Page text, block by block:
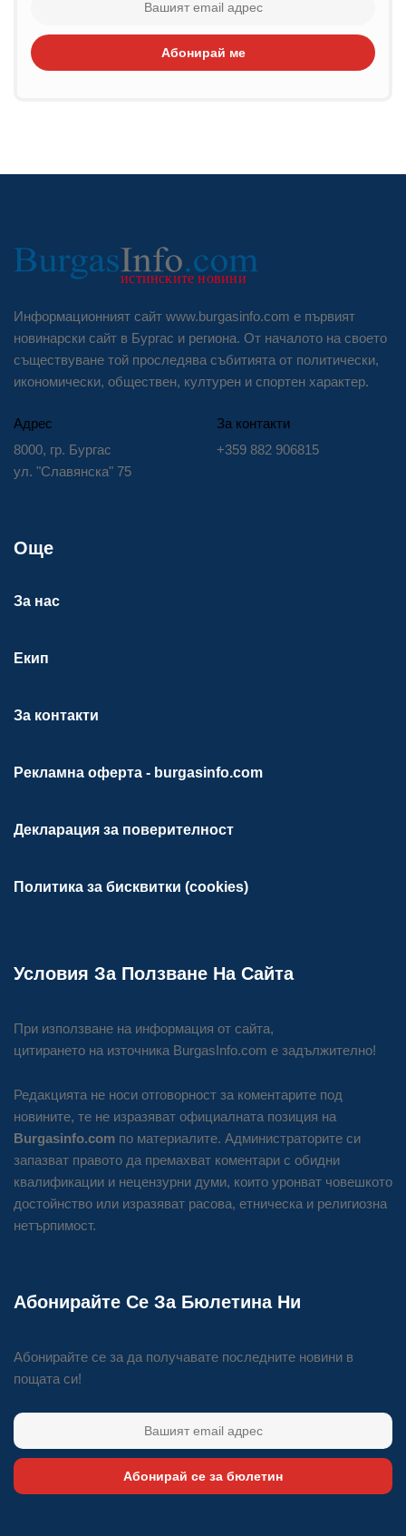
Абонирай ме
Информационният сайт www.burgasinfo.com е първият
новинарски сайт в Бургас и региона. От началото на своето
съществуване той проследява събитията от политически,
икономически, обществен, културен и спортен характер.
Адрес
8000, гр. Бургас
ул. "Славянска" 75
За контакти
+359 882 906815
Още
За нас
Екип
За контакти
Рекламна оферта - burgasinfo.com
Декларация за поверителност
Политика за бисквитки (cookies)
Условия За Ползване На Сайта
При използване на информация от сайта,
цитирането на източника BurgasInfo.com е задължително!
Редакцията не носи отговорност за коментарите под
новините, те не изразяват официалната позиция на
Burgasinfo.com по материалите. Администраторите си
запазват правото да премахват коментари с обидни
квалификации и нецензурни думи, които уронват човешкото
достойнство или изразяват расова, етническа и религиозна
нетърпимост.
Абонирайте Се За Бюлетина Ни
Абонирайте се за да получавате последните новини в
пощата си!
Абонирай се за бюлетин